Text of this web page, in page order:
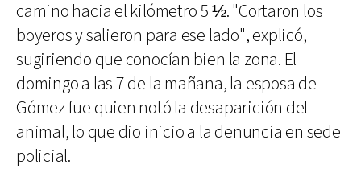
camino hacia el kilómetro 5 ½. "Cortaron los
boyeros y salieron para ese lado", explicó,
sugiriendo que conocían bien la zona. El
domingo a las 7 de la mañana, la esposa de
Gómez fue quien notó la desaparición del
animal, lo que dio inicio a la denuncia en sede
policial.